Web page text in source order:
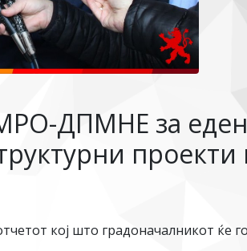
ДПМНЕ за
кој што градоначалникот ќе